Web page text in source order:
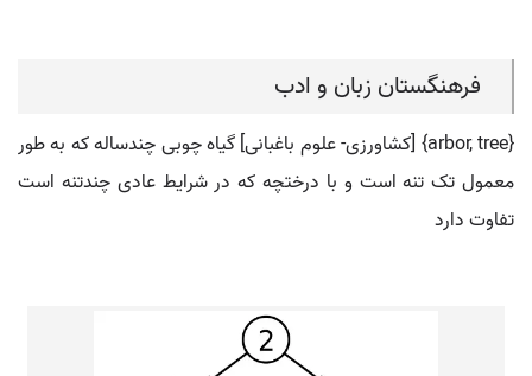
فرهنگستان زبان و ادب
{arbor, tree} [کشاورزی- علوم باغبانی] گیاه چوبی چندساله که به طور
معمول تک تنه است و با درختچه که در شرایط عادی چندتنه است
تفاوت دارد